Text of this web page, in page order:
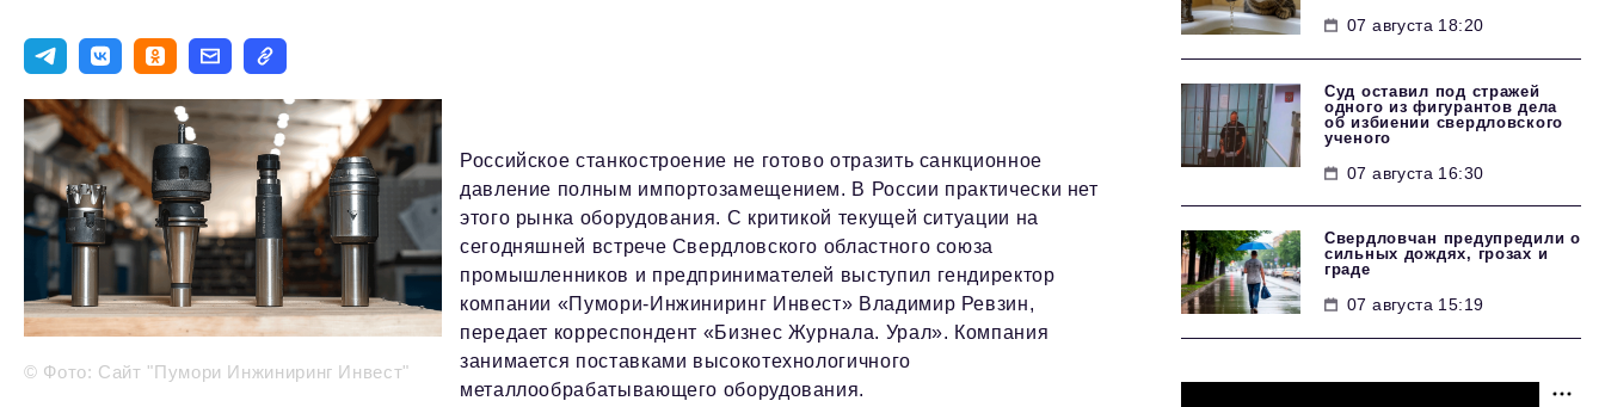
© Фото: Сайт "Пумори Инжиниринг Инвест"
Российское станкостроение не готово отразить санкционное
давление полным импортозамещением. В России практически нет
этого рынка оборудования. С критикой текущей ситуации на
сегодняшней встрече Свердловского областного союза
промышленников и предпринимателей выступил гендиректор
компании «Пумори-Инжиниринг Инвест» Владимир Ревзин,
передает корреспондент «Бизнес Журнала. Урал». Компания
занимается поставками высокотехнологичного
металлообрабатывающего оборудования.
07 августа 18:20
Суд оставил под стражей
одного из фигурантов дела
об избиении свердловского
ученого
07 августа 16:30
Свердловчан предупредили о
сильных дождях, грозах и
граде
07 августа 15:19